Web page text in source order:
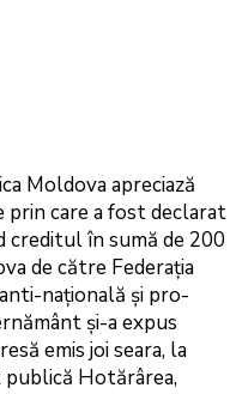
Moldova apreciază
care a fost declarat
în sumă de 200
de către Federația
națională și pro-
și-a expus
emis joi seara, la
Hotărârea,